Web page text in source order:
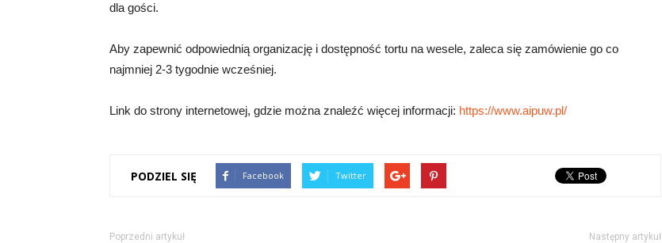
dla gości.
Aby zapewnić odpowiednią organizację i dostępność tortu na wesele, zaleca się zamówienie go co
najmniej 2-3 tygodnie wcześniej.
Link do strony internetowej, gdzie można znaleźć więcej informacji: https://www.aipuw.pl/
PODZIEL SIĘ Facebook Twitter
Poprzedni artykuł Następny artykuł